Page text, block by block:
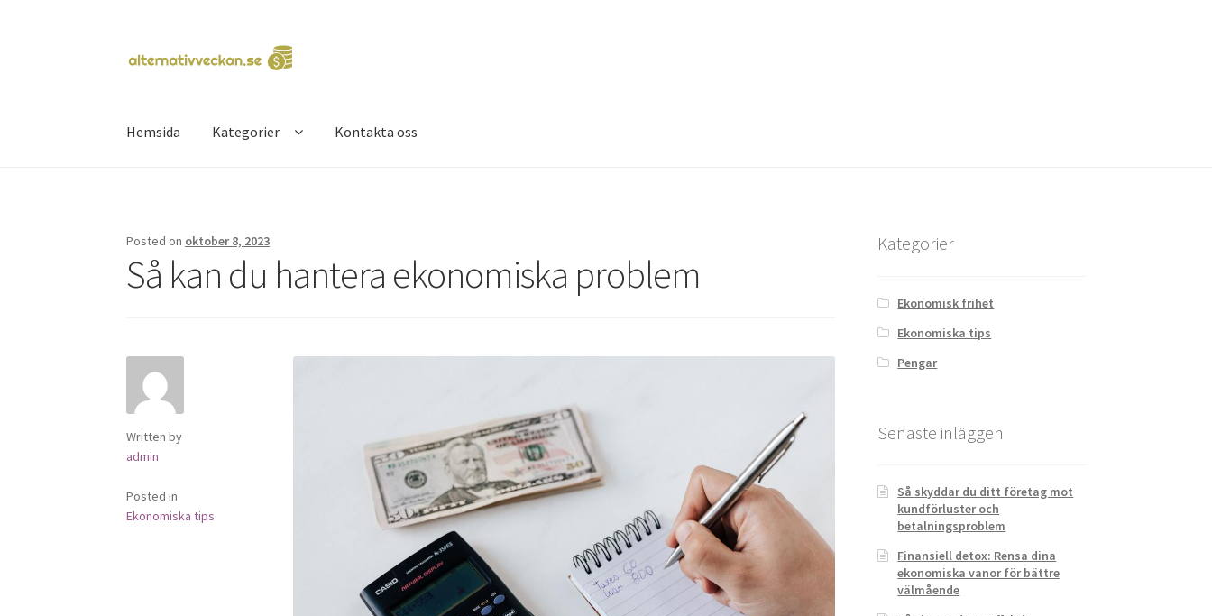
to
to
Hemsida Kategorier Kontakta oss
Posted on oktober 8, 2023
Så kan du hantera ekonomiska problem
Written by
admin
Posted in
Ekonomiska tips
Kategorier
Ekonomisk frihet
Ekonomiska tips
Pengar
Senaste inläggen
Så skyddar du ditt företag mot
kundförluster och
betalningsproblem
Finansiell detox: Rensa dina
ekonomiska vanor för bättre
välmående